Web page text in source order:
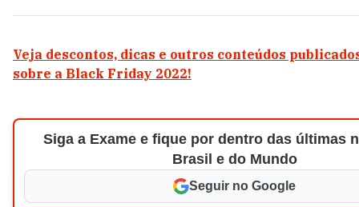
Veja descontos, dicas e outros conteúdos
sobre a Black Friday 2022!
Siga a Exame e fique por dentro das últimas
Brasil e do Mundo
Seguir no Google